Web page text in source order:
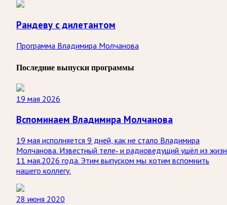
Рандеву с дилетантом
Программа Владимира Молчанова
Последние выпуски программы
19 мая 2026
Вспоминаем Владимира Молчанова
19 мая исполняется 9 дней, как не стало Владимира
Молчанова. Известный теле‑ и радиоведущий ушёл из
11 мая.2026 года. Этим выпуском мы хотим вспомнить
нашего коллегу.
28 июня 2020